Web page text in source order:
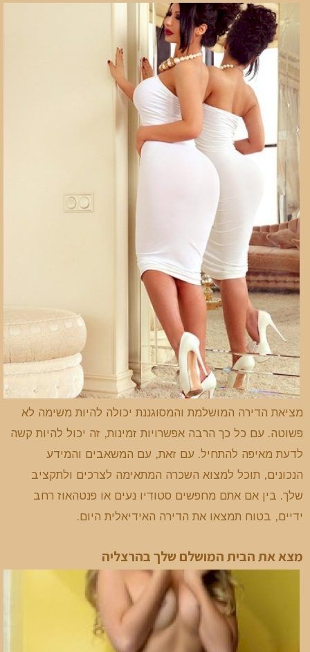
מציאת הדירה המושלמת והמסוגננת יכולה להיות משימה לא
פשוטה. עם כל כך הרבה אפשרויות זמינות, זה יכול להיות קשה
לדעת מאיפה להתחיל. עם זאת, עם המשאבים והמידע
הנכונים, תוכל למצוא השכרה המתאימה לצרכים ולתקציב
שלך. בין אם אתם מחפשים סטודיו נעים או פנטהאוז רחב
ידיים, בטוח תמצאו את הדירה האידיאלית היום.
מצא את הבית המושלם שלך בהרצליה